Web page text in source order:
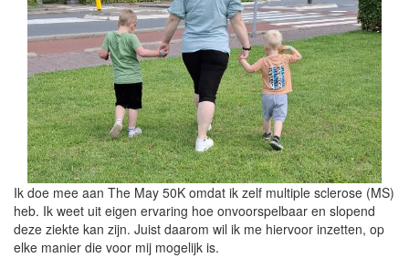
Ik doe mee aan The May 50K omdat ik zelf multiple sclerose (MS)
heb. Ik weet uit eigen ervaring hoe onvoorspelbaar en slopend
deze ziekte kan zijn. Juist daarom wil ik me hiervoor inzetten, op
elke manier die voor mij mogelijk is.